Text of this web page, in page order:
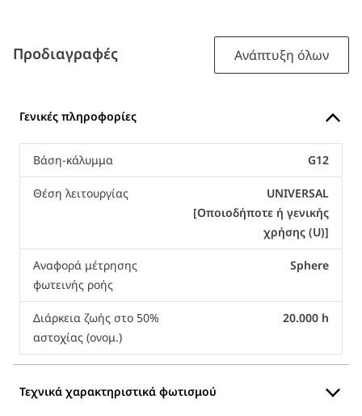
Προδιαγραφές Ανάπτυξη όλων
Γενικές πληροφορίες
Βάση-κάλυμμα G12
Θέση λειτουργίας
UNIVERSAL
[Οποιοδήποτε ή γενικής
χρήσης (U)]
Αναφορά μέτρησης
φωτεινής ροής
Sphere
Διάρκεια ζωής στο 50%
αστοχίας (ονομ.)
20.000 h
Τεχνικά χαρακτηριστικά φωτισμού